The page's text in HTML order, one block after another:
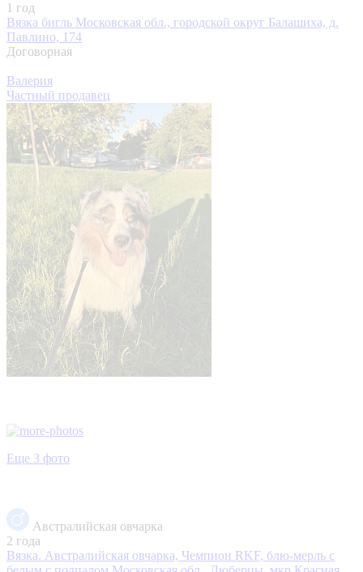
1 год
Вязка бигль Московская обл., городской округ Балашиха, д.
Павлино, 174
Договорная
Валерия
Частный продавец
Еще 3 фото
Австралийская овчарка
2 года
Вязка. Австралийская овчарка, Чемпион RKF, блю-мерль с